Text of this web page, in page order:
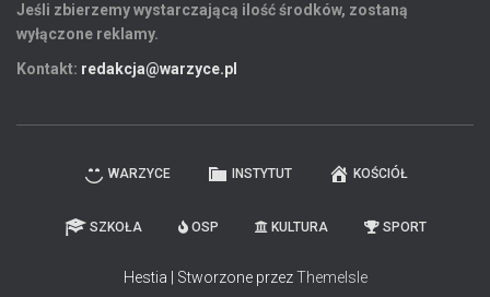
Jeśli zbierzemy wystarczającą ilość środków, zostaną
wyłączone reklamy.
Kontakt: redakcja@warzyce.pl
WARZYCE INSTYTUT KOŚCIÓŁ
SZKOŁA OSP KULTURA SPORT
Hestia | Stworzone przezThemeIsle